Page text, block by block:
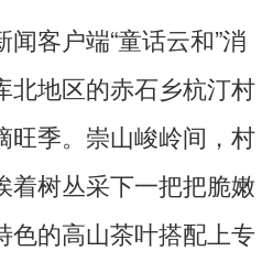
客户端“童话云和”消
北地区的赤石乡杭汀村
旺季。崇山峻岭间，村
着树丛采下一把把脆嫩
色的高山茶叶搭配上专